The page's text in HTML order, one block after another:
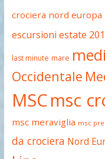
crociera nord europa
escursioni estate
last minute mare
Occidentale
MSCmsc
msc meraviglia msc
da crociera Nord